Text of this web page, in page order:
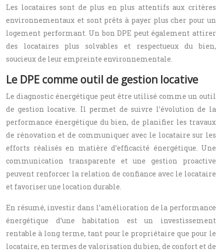
Les locataires sont de plus en plus attentifs aux critères
environnementaux et sont prêts à payer plus cher pour un
logement performant. Un bon DPE peut également attirer
des locataires plus solvables et respectueux du bien,
soucieux de leur empreinte environnementale.
Le DPE comme outil de gestion locative
Le diagnostic énergétique peut être utilisé comme un outil
de gestion locative. Il permet de suivre l’évolution de la
performance énergétique du bien, de planifier les travaux
de rénovation et de communiquer avec le locataire sur les
efforts réalisés en matière d’efficacité énergétique. Une
communication transparente et une gestion proactive
peuvent renforcer la relation de confiance avec le locataire
et favoriser une location durable.
En résumé, investir dans l’amélioration de la performance
énergétique d’une habitation est un investissement
rentable à long terme, tant pour le propriétaire que pour le
locataire, en termes de valorisation du bien, de confort et de